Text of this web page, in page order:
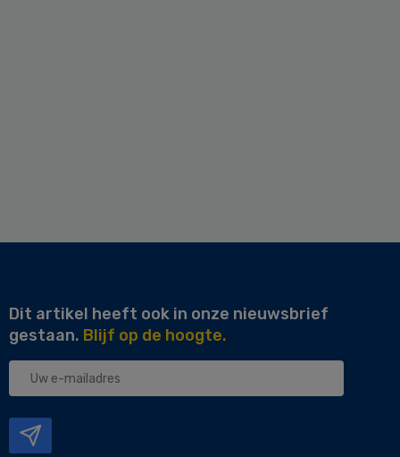
Dit artikel heeft ook in onze nieuwsbrief
gestaan. Blijf op de hoogte.
Uw